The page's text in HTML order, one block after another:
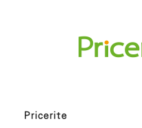
Pricerite